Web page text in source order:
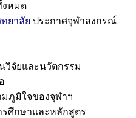
งหมด
ยาลัย ประกาศจุฬาลงกรณ์
วิจัยและนวัตกรรม
มภูมิใจของจุฬาฯ
รศึกษาและหลักสูตร